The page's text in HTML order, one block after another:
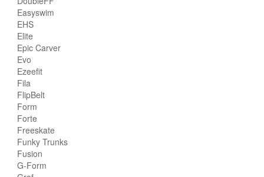
Easyswim
EHS
Elite
Epic Carver
Evo
Ezeefit
Fila
FlipBelt
Form
Forte
Freeskate
Funky Trunks
Fusion
G-Form